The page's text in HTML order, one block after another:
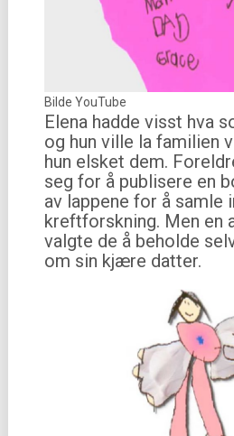
Bilde YouTube
Elena hadde visst hva
og hun ville la familien
hun elsket dem.
seg for å publisere en
av lappene for å samle
kreftforskning. Men en
valgte de å beholde
om sin kjære datter.